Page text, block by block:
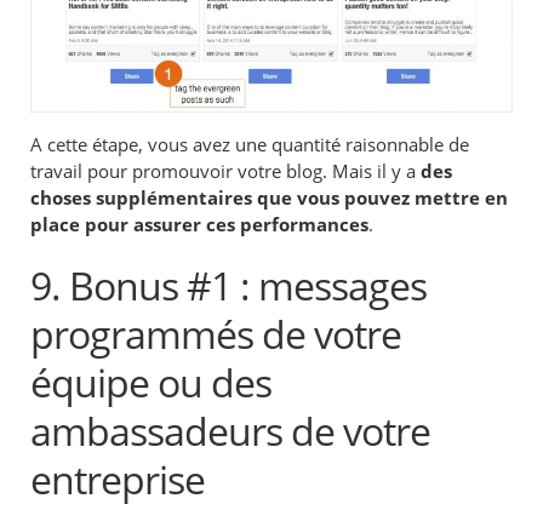
A cette étape, vous avez une quantité raisonnable de
travail pour promouvoir votre blog. Mais il y ades
choses supplémentaires que vous pouvez mettre en
place pour assurer ces performances.
9. Bonus #1 : messages
programmés de votre
équipe ou des
ambassadeurs de votre
entreprise